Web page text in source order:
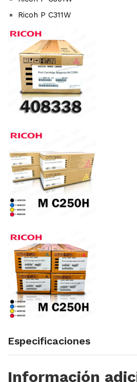
Ricoh P C311W
Especificaciones
Información